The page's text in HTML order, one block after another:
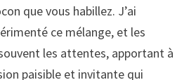
que vous habillez. J’ai
ce mélange, et les
les attentes, apportant à
paisible et invitante qui